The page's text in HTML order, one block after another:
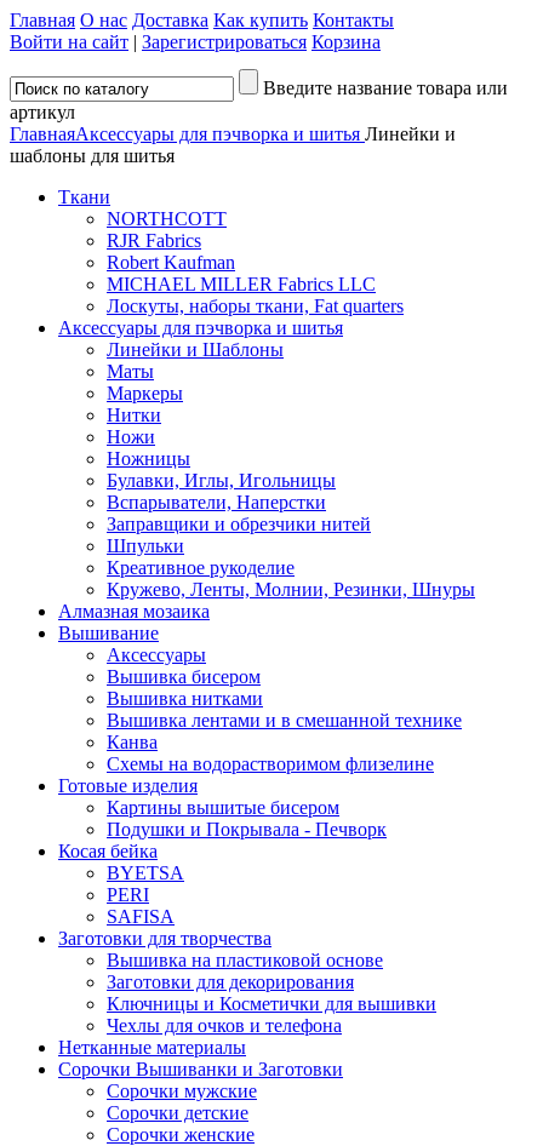
Главная О нас Доставка Как купить Контакты
Войти на сайт | Зарегистрироваться Корзина
Введите название товара или
артикул
ГлавнаяАксессуары для пэчворка и шитья Линейки и
шаблоны для шитья
Ткани
NORTHCOTT
RJR Fabrics
Robert Kaufman
MICHAEL MILLER Fabrics LLC
Лоскуты, наборы ткани, Fat quarters
Аксессуары для пэчворка и шитья
Линейки и Шаблоны
Маты
Маркеры
Нитки
Ножи
Ножницы
Булавки, Иглы, Игольницы
Вспарыватели, Наперстки
Заправщики и обрезчики нитей
Шпульки
Креативное рукоделие
Кружево, Ленты, Молнии, Резинки, Шнуры
Алмазная мозаика
Вышивание
Аксессуары
Вышивка бисером
Вышивка нитками
Вышивка лентами и в смешанной технике
Канва
Схемы на водорастворимом флизелине
Готовые изделия
Картины вышитые бисером
Подушки и Покрывала - Печворк
Косая бейка
BYETSA
PERI
SAFISA
Заготовки для творчества
Вышивка на пластиковой основе
Заготовки для декорирования
Ключницы и Косметички для вышивки
Чехлы для очков и телефона
Нетканные материалы
Сорочки Вышиванки и Заготовки
Cорочки мужские
Сорочки детские
Сорочки женские